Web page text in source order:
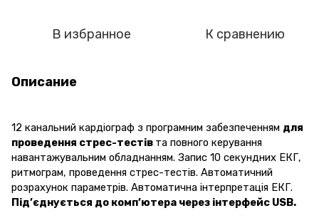
В избранное К сравнению
Описание
12 канальний кардіограф з програмним забезпеченням для
проведення стрес-тестів та повного керування
навантажувальним обладнанням. Запис 10 секундних ЕКГ,
ритмограм, проведення стрес-тестів. Автоматичний
розрахунок параметрів. Автоматична інтерпретація ЕКГ.
Під’єднується до комп’ютера через інтерфейс USB.